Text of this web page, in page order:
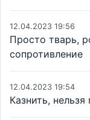
12.04.2023 19:56
Просто тварь,
сопротивление
12.04.2023 19:54
Казнить,